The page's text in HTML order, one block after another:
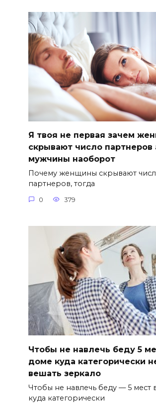
Я твоя не первая зачем
скрывают число партнеров
мужчины наоборот
Почему женщины скрывают
партнеров, тогда
0 379
Чтобы не навлечь беду 5
доме куда категорически
вешать зеркало
Чтобы не навлечь беду — 5 мест
куда категорически